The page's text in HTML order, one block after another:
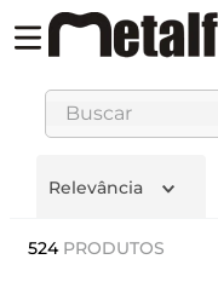
Buscar
Relevância
524 PRODUTOS